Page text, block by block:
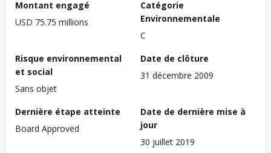
Montant engagé
USD 75.75 millions
Catégorie
Environnementale
C
Risque environnemental
et social
Sans objet
Date de clôture
31 décembre 2009
Dernière étape atteinte
Board Approved
Date de dernière mise à
jour
30 juillet 2019